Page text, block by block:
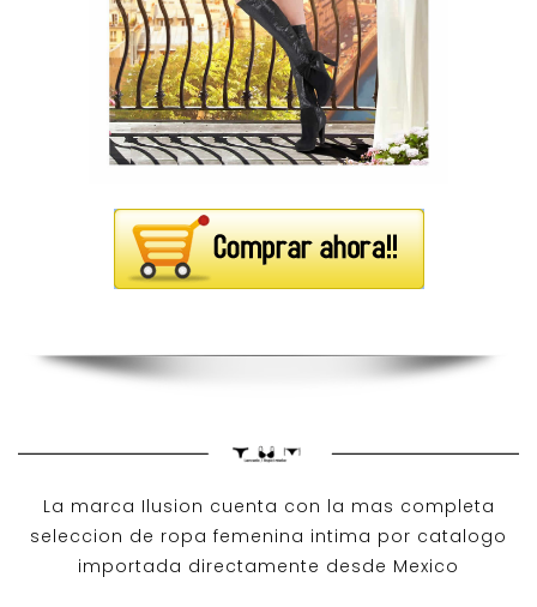
La marca Ilusion cuenta con la mas completa
seleccion de ropa femenina intima por catalogo
importada directamente desde Mexico